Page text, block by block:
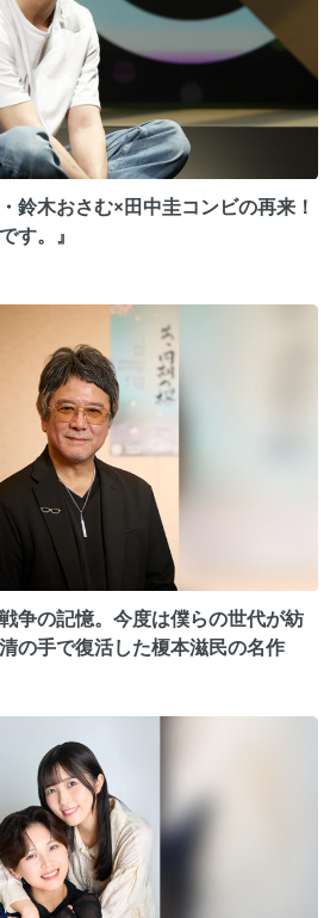
鈴木おさむ×田中圭コンビの再来！
す。』
争の記憶。今度は僕らの世代が紡
の手で復活した榎本滋民の名作